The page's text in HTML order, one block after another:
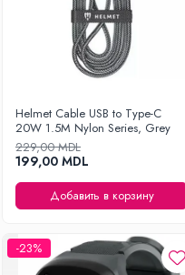
Helmet Cable USB to Type-C
20W 1.5M Nylon Series, Grey
229,00 MDL
199,00 MDL
Добавить в корзину
-23%